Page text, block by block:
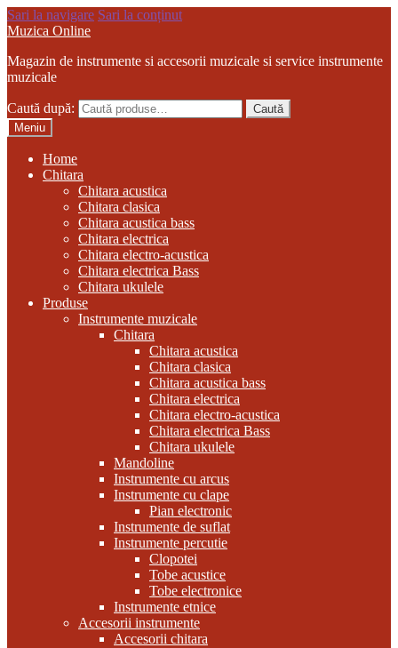
Sari la navigare Sari la conținut
Muzica Online
Magazin de instrumente si accesorii muzicale si service instrumente
muzicale
Caută după:
Caută
Meniu
Home
Chitara
Chitara acustica
Chitara clasica
Chitara acustica bass
Chitara electrica
Chitara electro-acustica
Chitara electrica Bass
Chitara ukulele
Produse
Instrumente muzicale
Chitara
Chitara acustica
Chitara clasica
Chitara acustica bass
Chitara electrica
Chitara electro-acustica
Chitara electrica Bass
Chitara ukulele
Mandoline
Instrumente cu arcus
Instrumente cu clape
Pian electronic
Instrumente de suflat
Instrumente percutie
Clopotei
Tobe acustice
Tobe electronice
Instrumente etnice
Accesorii instrumente
Accesorii chitara